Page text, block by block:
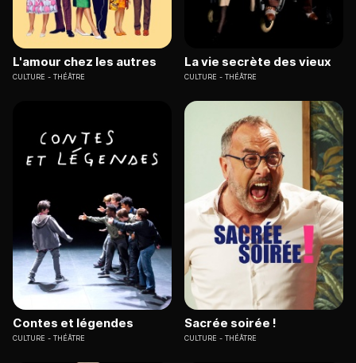
L'amour chez les autres
CULTURE THÉÂTRE
La vie secrète des vieux
CULTURE THÉÂTRE
Contes et légendes
CULTURE THÉÂTRE
Sacrée soirée !
CULTURE THÉÂTRE